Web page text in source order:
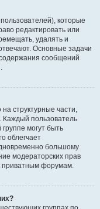
которые
редактировать или
удалять и
Основные задачи
сообщений
структурные части,
пользователь
группе могут быть
облегчает
большому
модераторских прав
приватным форумам.